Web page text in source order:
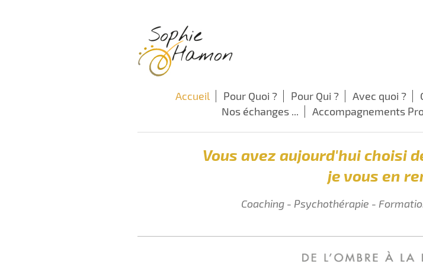
Accueil Pour Quoi ? Pour Qui ? Avec quoi ?
Nos échanges ...
Accompagnements
Vous avez aujourd'hui choisi
je vous en
Coaching - Psychothérapie -